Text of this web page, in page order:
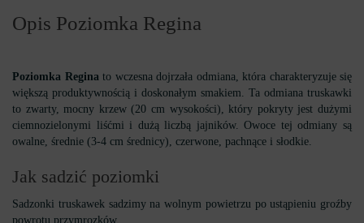
Opis Poziomka Regina
Poziomka Reginato wczesna dojrzała odmiana, która charakteryzuje się
większą produktywnością i doskonałym smakiem. Ta odmiana truskawki
to zwarty, mocny krzew (20 cm wysokości), który pokryty jest dużymi
ciemnozielonymi liśćmi i dużą liczbą jajników. Owoce tej odmiany są
owalne, średnie (3-4 cm średnicy), czerwone, pachnące i słodkie.
Jak sadzić poziomki
Sadzonki truskawek sadzimy na wolnym powietrzu po ustąpieniu groźby
powrotu przymrozków.